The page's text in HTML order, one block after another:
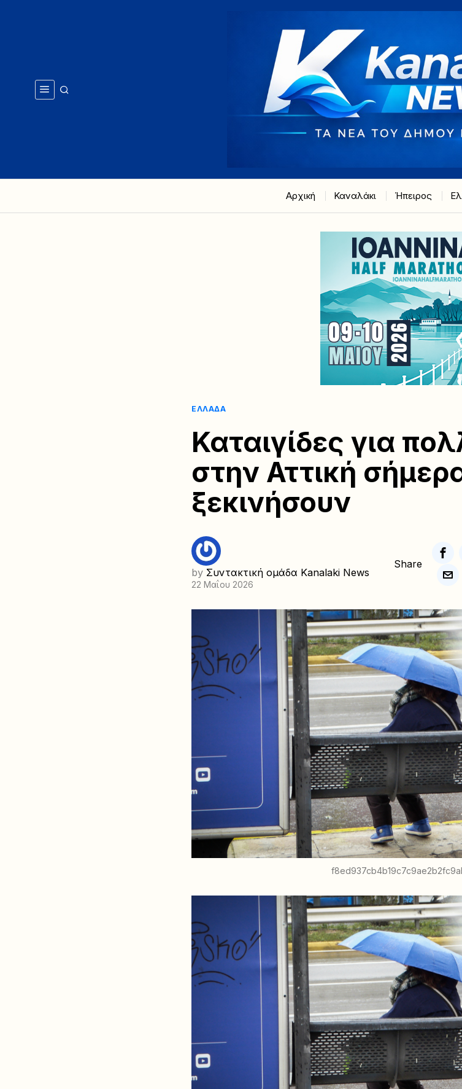
Αρχική Καναλάκι Ήπειρος
ΕΛΛΆΔΑ
Καταιγίδες για
στην Αττική
ξεκινήσουν
by Συντακτική ομάδα Kanalaki News
22 Μαΐου 2026
Share